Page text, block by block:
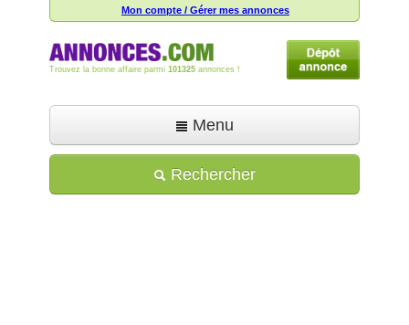
Mon compte / Gérer mes annonces
Trouvez la bonne affaire parmi 101325 annonces !
Menu
Déposer une annonce
Rechercher